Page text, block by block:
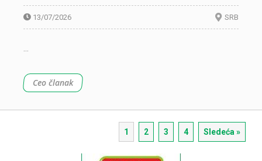
13/07/2026 SRB
...
Ceo članak
1 2 3 4 Sledeća »